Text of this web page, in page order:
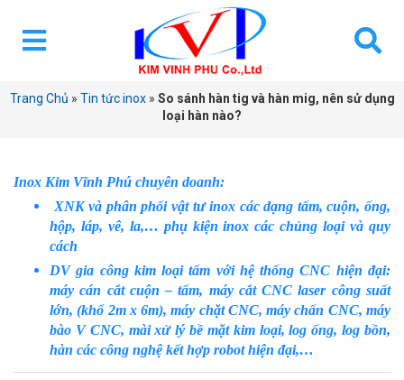
Trang Chủ » Tin tức inox» So sánh hàn tig và hàn mig, nên sử dụng
loại hàn nào?
Inox Kim Vĩnh Phú chuyên doanh:
XNK và phân phối vật tư inox các dạng tấm, cuộn, ống,
hộp, láp, vê, la,… phụ kiện inox các chủng loại và quy
cách
DV gia công kim loại tấm với hệ thống CNC hiện đại:
máy cán cắt cuộn – tấm, máy cắt CNC laser công suất
lớn, (khổ 2m x 6m), máy chặt CNC, máy chấn CNC, máy
bào V CNC, mài xử lý bề mặt kim loại, log ống, log bồn,
hàn các công nghệ kết hợp robot hiện đại,…